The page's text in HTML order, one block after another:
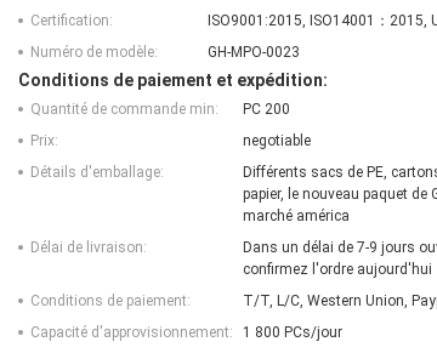
Certification:
ISO9001:2015, ISO14001：2015,
Numéro de modèle:
GH-MPO-0023
Conditions de paiement et expédition:
Quantité de commande min:
PC 200
Prix:
negotiable
Détails d'emballage:
Différents sacs de PE,
papier, le nouveau paquet de
marché américa
Délai de livraison:
Dans un délai de 7-9 jours
confirmez l'ordre aujourd'hui
Conditions de paiement:
T/T, L/C, Western Union,
Capacité d'approvisionnement:
1 800 PCs/jour